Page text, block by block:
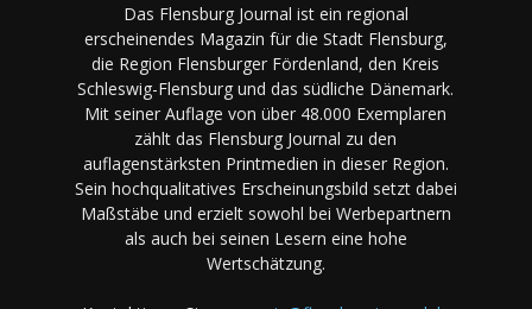
Das Flensburg Journal ist ein regional
erscheinendes Magazin für die Stadt Flensburg,
die Region Flensburger Fördenland, den Kreis
Schleswig-Flensburg und das südliche Dänemark.
Mit seiner Auflage von über 48.000 Exemplaren
zählt das Flensburg Journal zu den
auflagenstärksten Printmedien in dieser Region.
Sein hochqualitatives Erscheinungsbild setzt dabei
Maßstäbe und erzielt sowohl bei Werbepartnern
als auch bei seinen Lesern eine hohe
Wertschätzung.